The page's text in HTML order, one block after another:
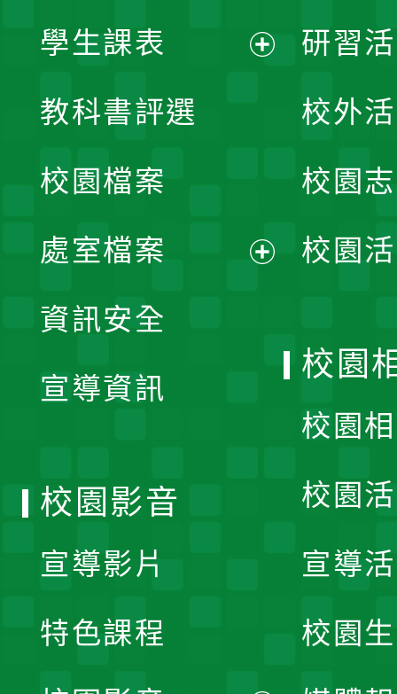
學生課表
單
教科書評選
校園檔案
處室檔案
資訊安全
宣導資訊
研習
校外
校園
校園
校園
校園
校園
宣導
校園
校園影音
宣導影片
特色課程